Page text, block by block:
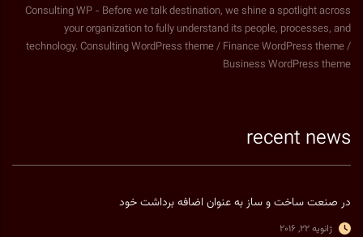
Consulting WP - Before we talk destination, we shine a spotlight across
your organization to fully understand its people, processes, and
technology. Consulting WordPress theme / Finance WordPress theme /
Business WordPress theme
recent news
در صنعت ساخت و ساز به عنوان اضافه برداشت خود
ژانویه 22, 2016